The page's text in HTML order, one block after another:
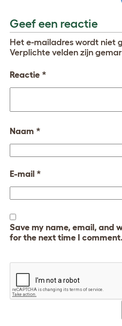
Geef een reactie
Het e-mailadres wordt niet
Verplichte velden zijn
Reactie *
Naam *
E-mail *
Save my name, email, and
for the next time I